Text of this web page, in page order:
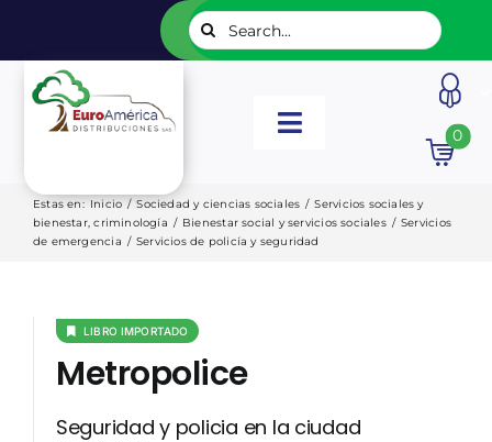
contenido
Buscar:
Toggle
INICIO
EDITORIALES
0
Estas en: Inicio / Sociedad y ciencias sociales / Servicios sociales y
bienestar, criminología / Bienestar social y servicios sociales / Servicios
de emergencia / Servicios de policía y seguridad
LIBRO IMPORTADO
Metropolice
Seguridad y policia en la ciudad